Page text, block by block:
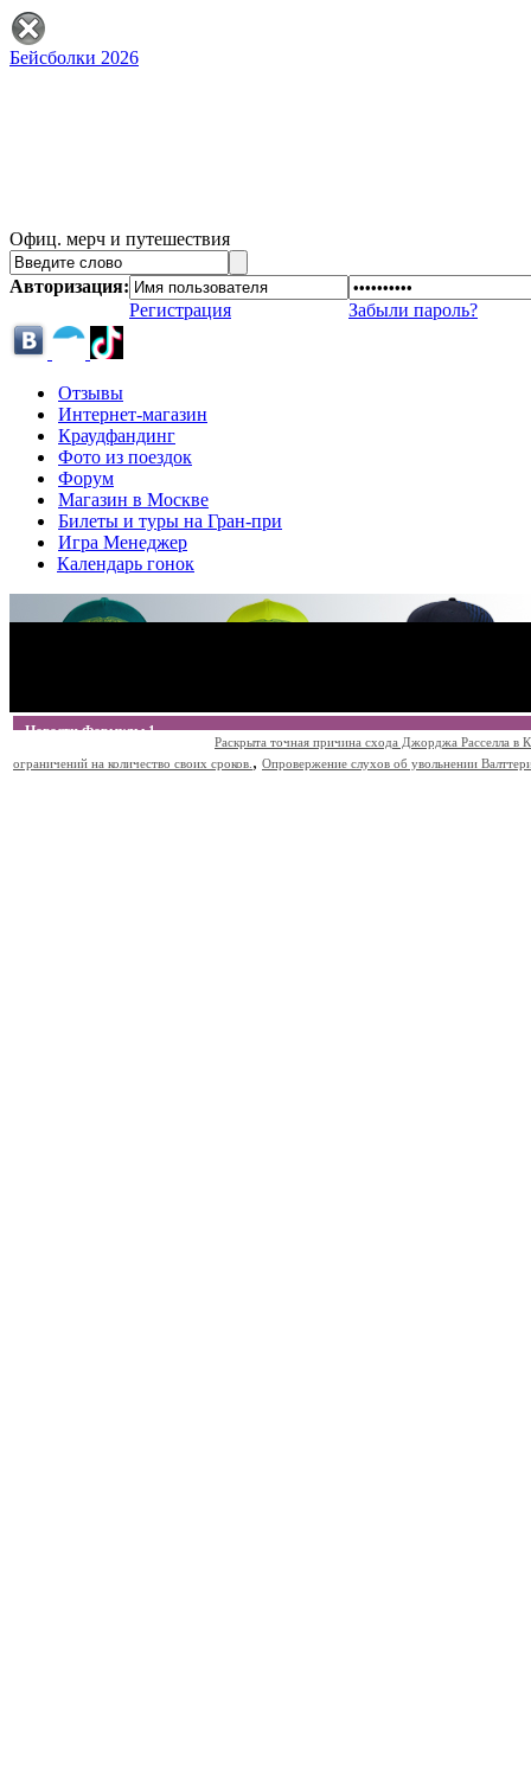
Бейсболки 2026
Офиц. мерч и путешествия
Авторизация:
Регистрация
Забыли пароль?
Отзывы
Интернет-магазин
Краудфандинг
Фото из поездок
Форум
Магазин в Москве
Билеты и туры на Гран-при
Игра Менеджер
Календарь гонок
Новости Формулы 1
Раскрыта точная причина схода Джорджа Расселла в
ограничений на количество своих сроков. , Опровержение слухов об увольнении